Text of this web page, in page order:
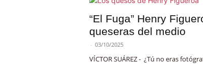
“El Fuga” Henry
queseras del medio
- 03/10/2025
VÍCTOR SUÁREZ - ¿Tú no eras